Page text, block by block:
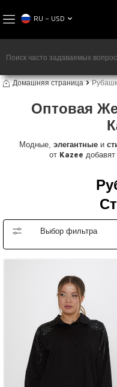
RU − USD
Домашняя страница
Оптовая
Модные, элегантные и
от Kazee добавят
Выбор фильтра